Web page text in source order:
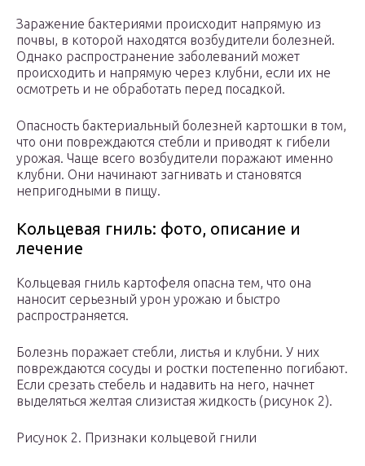
Заражение бактериями происходит напрямую из
почвы, в которой находятся возбудители болезней.
Однако распространение заболеваний может
происходить и напрямую через клубни, если их не
осмотреть и не обработать перед посадкой.
Опасность бактериальный болезней картошки в том,
что они повреждаются стебли и приводят к гибели
урожая. Чаще всего возбудители поражают именно
клубни. Они начинают загнивать и становятся
непригодными в пищу.
Кольцевая гниль: фото, описание и
лечение
Кольцевая гниль картофеля опасна тем, что она
наносит серьезный урон урожаю и быстро
распространяется.
Болезнь поражает стебли, листья и клубни. У них
повреждаются сосуды и ростки постепенно погибают.
Если срезать стебель и надавить на него, начнет
выделяться желтая слизистая жидкость (рисунок 2).
Рисунок 2. Признаки кольцевой гнили